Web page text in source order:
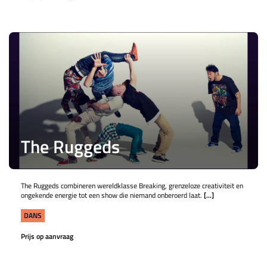
The Ruggeds
The Ruggeds combineren wereldklasse Breaking, grenzeloze creativiteit en
ongekende energie tot een show die niemand onberoerd laat. [...]
DANS
Prijs op aanvraag